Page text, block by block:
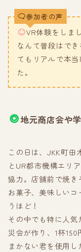
参加者の声
VR体験をしま
なんて普段はで
てもリアルで本
た。
地元商店会や
この日は、JKK町田
とUR都市機構エリ
協力。店舗前で焼き
お菓子、美味しい
うほど！
その中でも特に人
災会が作り、1杯
まかない君を使用し